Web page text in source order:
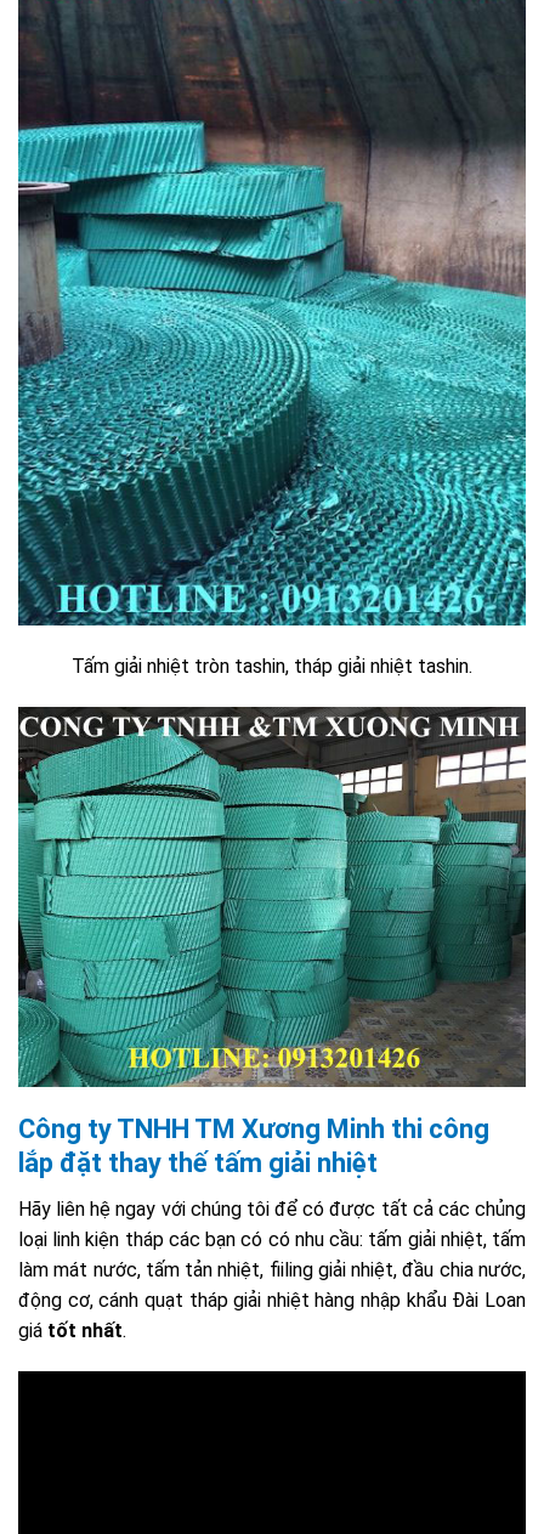
Tấm giải nhiệt tròn tashin, tháp giải nhiệt tashin.
Công ty TNHH TM Xương Minh thi công
lắp đặt thay thế tấm giải nhiệt
Hãy liên hệ ngay với chúng tôi để có được tất cả các chủng
loại linh kiện tháp các bạn có có nhu cầu: tấm giải nhiệt, tấm
làm mát nước, tấm tản nhiệt, fiiling giải nhiệt, đầu chia nước,
động cơ, cánh quạt tháp giải nhiệt hàng nhập khẩu Đài Loan
giá tốt nhất.